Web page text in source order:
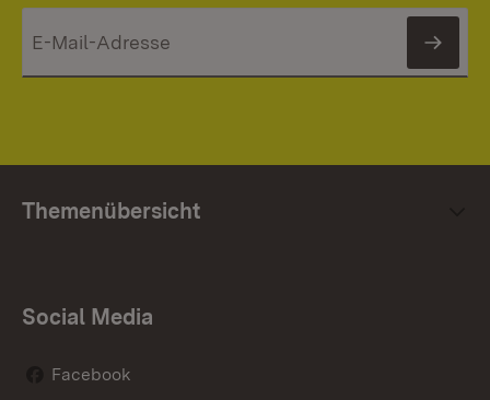
Themenübersicht
Social Media
Facebook